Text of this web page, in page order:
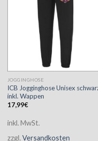
JOGGINGHOSE
ICB Jogginghose Unisex
inkl. Wappen
17,99€
inkl. MwSt.
zzgl. Versandkosten